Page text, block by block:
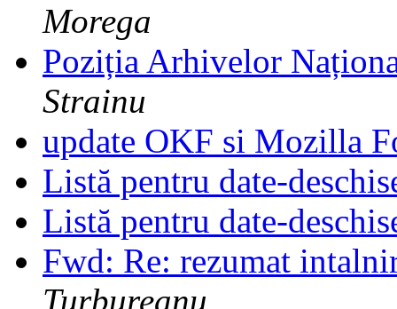
Morega
Poziția Arhivelor
Strainu
update OKF si Mozilla
Listă pentru date-
Listă pentru date-
Fwd: Re: rezumat
Turbureanu